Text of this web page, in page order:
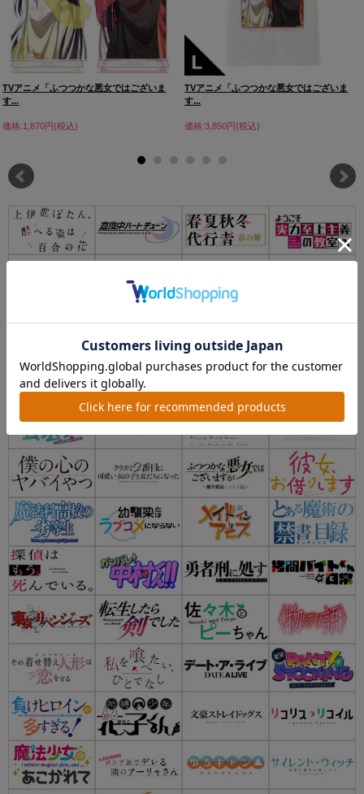
TVアニメ「ふつつかな悪女ではございま
す...
価格:1,870円(税込)
TVアニメ「ふつつかな悪女ではございま
す...
価格:3,850円(税込)